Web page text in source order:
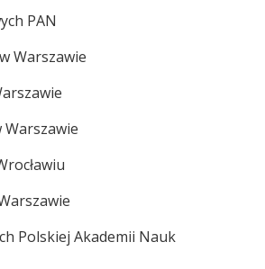
PAN
Warszawie
Warszawie
Polskiej Akademii Nauk